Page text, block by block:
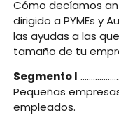
Cómo decíamos
dirigido a PYMEs y
las ayudas a las
tamaño de tu
Segmento I
Pequeñas
empleados.